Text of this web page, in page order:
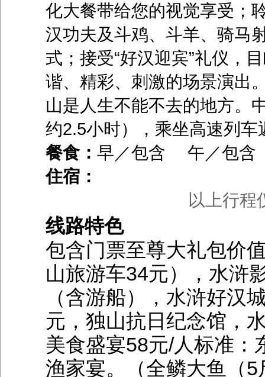
化大餐带给您的视觉享受；
汉功夫及斗鸡、斗羊、骑马
式；接受“好汉迎宾”礼仪，
谐、精彩、刺激的场景演出
山是人生不能不去的地方。
约2.5小时），乘坐高速列车
餐食： 早／包含 午／包
住宿：
以上行程
线路特色
包含门票至尊大礼包价
山旅游车34元），水浒
（含游船），水浒好汉
元，独山抗日纪念馆，
美食盛宴58元/人标准：
渔家宴。（全鳞大鱼（